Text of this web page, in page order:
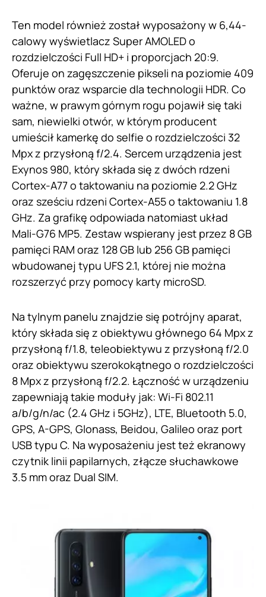
Ten model również został wyposażony w 6,44-
calowy wyświetlacz Super AMOLED o
rozdzielczości Full HD+ i proporcjach 20:9.
Oferuje on zagęszczenie pikseli na poziomie 409
punktów oraz wsparcie dla technologii HDR. Co
ważne, w prawym górnym rogu pojawił się taki
sam, niewielki otwór, w którym producent
umieścił kamerkę do selfie o rozdzielczości 32
Mpx z przysłoną f/2.4. Sercem urządzenia jest
Exynos 980, który składa się z dwóch rdzeni
Cortex-A77 o taktowaniu na poziomie 2.2 GHz
oraz sześciu rdzeni Cortex-A55 o taktowaniu 1.8
GHz. Za grafikę odpowiada natomiast układ
Mali-G76 MP5. Zestaw wspierany jest przez 8 GB
pamięci RAM oraz 128 GB lub 256 GB pamięci
wbudowanej typu UFS 2.1, której nie można
rozszerzyć przy pomocy karty microSD.
Na tylnym panelu znajdzie się potrójny aparat,
który składa się z obiektywu głównego 64 Mpx z
przysłoną f/1.8, teleobiektywu z przysłoną f/2.0
oraz obiektywu szerokokątnego o rozdzielczości
8 Mpx z przysłoną f/2.2. Łączność w urządzeniu
zapewniają takie moduły jak: Wi-Fi 802.11
a/b/g/n/ac (2.4 GHz i 5GHz), LTE, Bluetooth 5.0,
GPS, A-GPS, Glonass, Beidou, Galileo oraz port
USB typu C. Na wyposażeniu jest też ekranowy
czytnik linii papilarnych, złącze słuchawkowe
3.5 mm oraz Dual SIM.